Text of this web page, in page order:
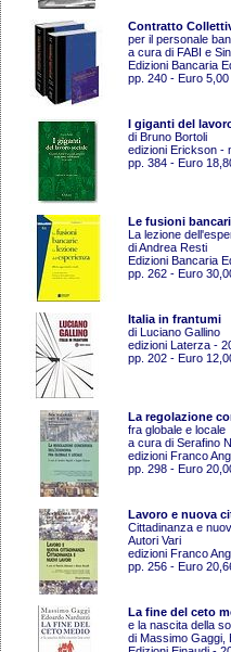
Contratto
per il personale
a cura di FABI e
Edizioni Bancaria
pp. 240 - Euro 5,00
I giganti del
di Bruno Bortoli
edizioni Erickson -
pp. 384 - Euro
Le fusioni
La lezione
di Andrea Resti
Edizioni Bancaria
pp. 262 - Euro
Italia in frantumi
di Luciano Gallino
edizioni Laterza -
pp. 202 - Euro
La regolazione
fra globale e locale
a cura di Serafino
edizioni Franco
pp. 298 - Euro
Lavoro e nuova
Cittadinanza e
Autori Vari
edizioni Franco
pp. 256 - Euro
La fine del ceto
e la nascita della
di Massimo Gaggi,